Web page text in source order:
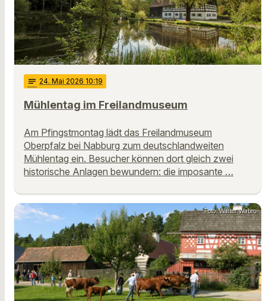
notes 24. Mai 2026 10:19
Mühlentag im Freilandmuseum
Am Pfingstmontag lädt das Freilandmuseum
Oberpfalz bei Nabburg zum deutschlandweiten
Mühlentag ein. Besucher können dort gleich zwei
historische Anlagen bewundern: die imposante …
Foto: Walter Wabro